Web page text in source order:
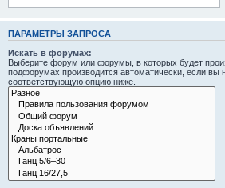
ПАРАМЕТРЫ ЗАПРОСА
Искать в форумах:
Выберите форум или форумы, в которых будет
подфорумах производится автоматически, если вы
соответствующую опцию ниже.